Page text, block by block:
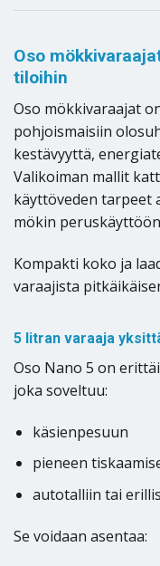
Oso
tiloihin
Oso mökkivaraajat
pohjoismaisiin
kestävyyttä,
Valikoiman mallit
käyttöveden tarpeet
mökin
Kompakti koko ja
varaajista
5 litran varaaja
Oso Nano 5 on
joka soveltuu:
käsienpesuun
pieneen
autotalliin tai
Se voidaan asentaa: